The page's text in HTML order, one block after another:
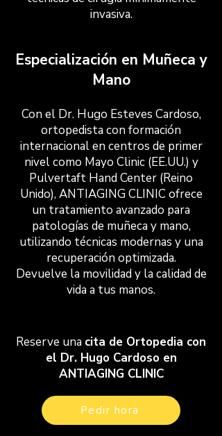
invasiva.
Especialización en Muñeca y
Mano
Con el Dr. Hugo Esteves Cardoso,
ortopedista con formación
internacional en centros de primer
nivel como Mayo Clinic (EE.UU.) y
Pulvertaft Hand Center (Reino
Unido), ANTIAGING CLINIC ofrece
un tratamiento avanzado para
patologías de muñeca y mano,
utilizando técnicas modernas y una
recuperación optimizada.
Devuelve la movilidad y la calidad de
vida a tus manos.
Reserve una cita de Ortopedia con
el Dr. Hugo Cardoso en
ANTIAGING CLINIC
Pedir hora